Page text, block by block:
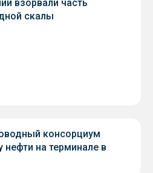
взорвали часть
скалы
консорциум
нефти на терминале в